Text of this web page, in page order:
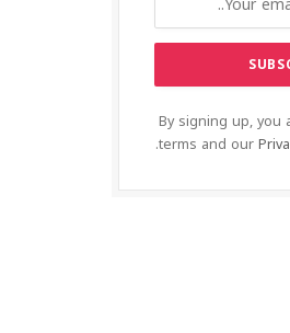
By signing up,
terms and our